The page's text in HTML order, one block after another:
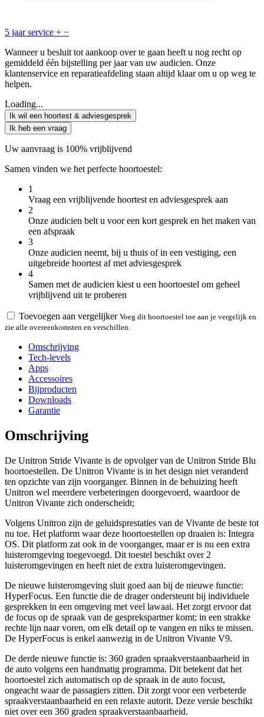
5 jaar service + −
Wanneer u besluit tot aankoop over te gaan heeft u nog recht op
gemiddeld één bijstelling per jaar van uw audicien. Onze
klantenservice en reparatieafdeling staan altijd klaar om u op weg te
helpen.
Loading...
Ik wil een hoortest & adviesgesprek
Ik heb een vraag
Uw aanvraag is 100% vrijblijvend
Samen vinden we het perfecte hoortoestel:
1
Vraag een vrijblijvende hoortest en adviesgesprek aan
2
Onze audicien belt u voor een kort gesprek en het maken van
een afspraak
3
Onze audicien neemt, bij u thuis of in een vestiging, een
uitgebreide hoortest af met adviesgesprek
4
Samen met de audicien kiest u een hoortoestel om geheel
vrijblijvend uit te proberen
Toevoegen aan vergelijker Voeg dit hoortoestel toe aan je vergelijk en
zie alle overeenkomsten en verschillen.
Omschrijving
Tech-levels
Apps
Accessoires
Bijproducten
Downloads
Garantie
Omschrijving
De Unitron Stride Vivante is de opvolger van de Unitron Stride Blu
hoortoestellen. De Unitron Vivante is in het design niet veranderd
ten opzichte van zijn voorganger. Binnen in de behuizing heeft
Unitron wel meerdere verbeteringen doorgevoerd, waardoor de
Unitron Vivante zich onderscheidt;
Volgens Unitron zijn de geluidsprestaties van de Vivante de beste tot
nu toe. Het platform waar deze hoortoestellen op draaien is: Integra
OS. Dit platform zat ook in de voorganger, maar er is nu een extra
luisteromgeving toegevoegd. Dit toestel beschikt over 2
luisteromgevingen en heeft niet de extra luisteromgevingen.
De nieuwe luisteromgeving sluit goed aan bij de nieuwe functie:
HyperFocus. Een functie die de drager ondersteunt bij individuele
gesprekken in een omgeving met veel lawaai. Het zorgt ervoor dat
de focus op de spraak van de gesprekspartner komt; in een strakke
rechte lijn naar voren, om elk detail op te vangen en niks te missen.
De HyperFocus is enkel aanwezig in de Unitron Vivante V9.
De derde nieuwe functie is: 360 graden spraakverstaanbaarheid in
de auto volgens een handmatig programma. Dit betekent dat het
hoortoestel zich automatisch op de spraak in de auto focust,
ongeacht waar de passagiers zitten. Dit zorgt voor een verbeterde
spraakverstaanbaarheid en een relaxte autorit. Deze versie beschikt
niet over een 360 graden spraakverstaanbaarheid.